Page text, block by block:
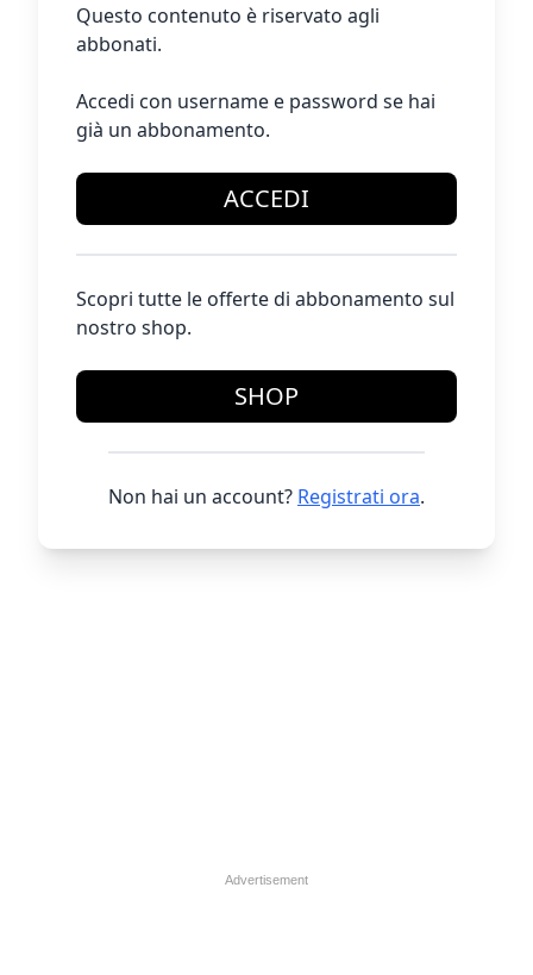
Questo contenuto è riservato agli
abbonati.
Accedi con username e password se hai
già un abbonamento.
ACCEDI
Scopri tutte le offerte di abbonamento sul
nostro shop.
SHOP
Non hai un account? Registrati ora.